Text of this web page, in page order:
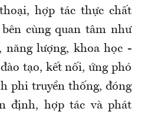
hợp tác thực chất
cùng quan tâm như
lượng, khoa học -
tạo, kết nối, ứng phó
phi truyền thống, đóng
định, hợp tác và phát